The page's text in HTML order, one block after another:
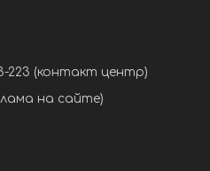
223 (контакт центр)
на сайте)